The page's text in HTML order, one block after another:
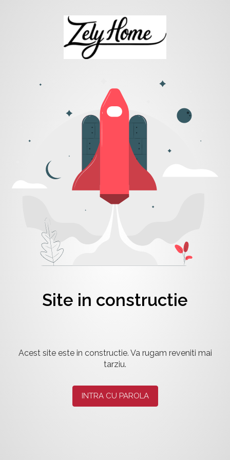
Site in constructie
Acest site este in constructie. Va rugam reveniti mai
tarziu.
INTRA CU PAROLA